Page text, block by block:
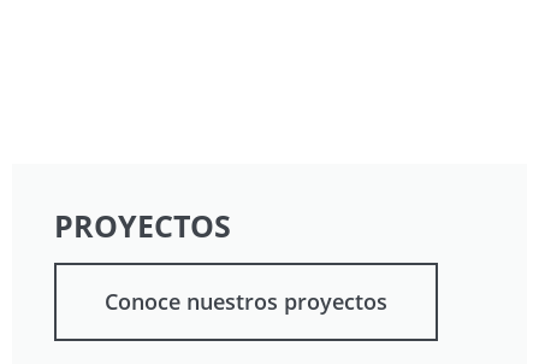
PROYECTOS
Conoce nuestros proyectos